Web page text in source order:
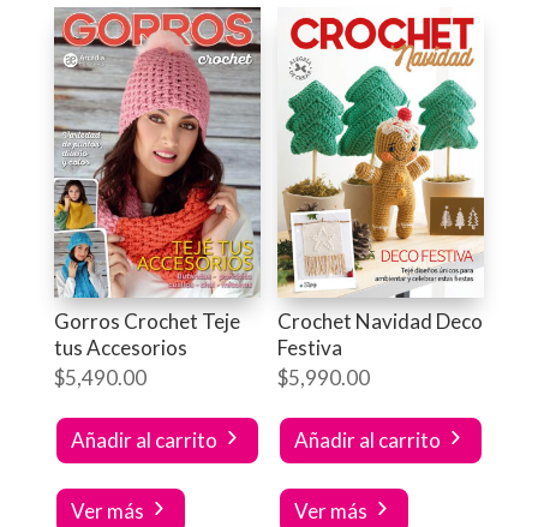
Gorros Crochet Teje
tus Accesorios
$5,490.00
Añadir al carrito
Ver más
Crochet Navidad Deco
Festiva
$5,990.00
Añadir al carrito
Ver más